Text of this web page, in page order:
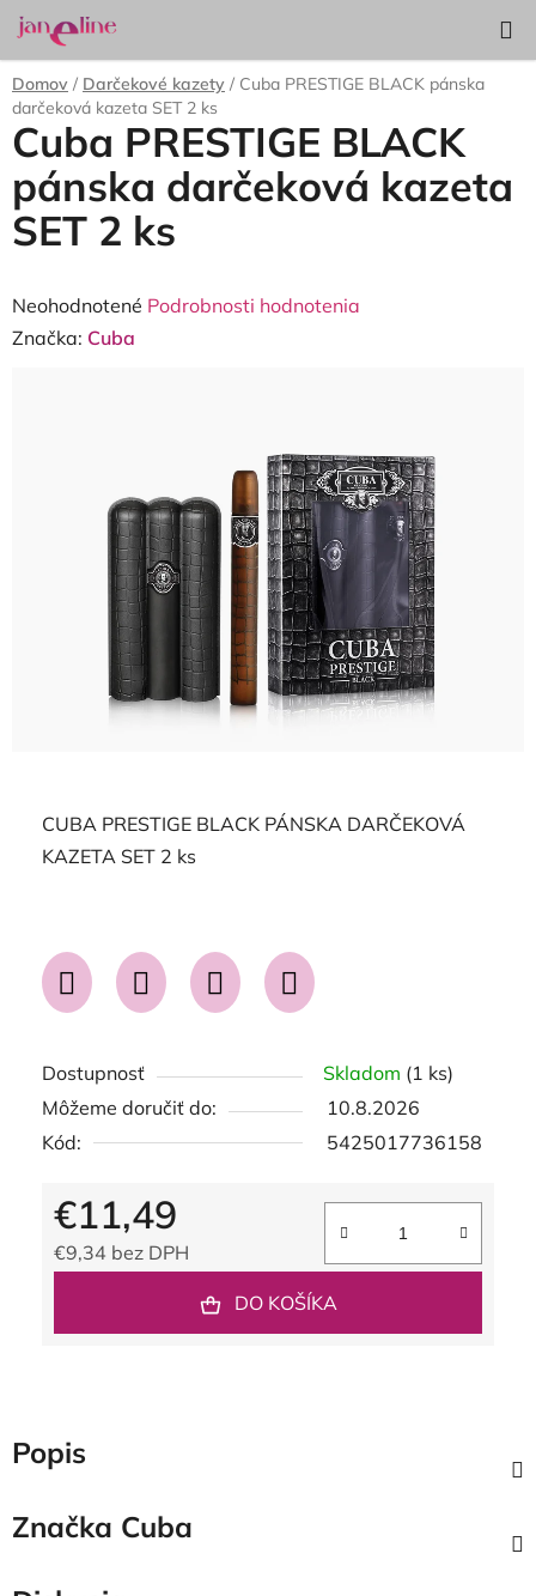
Prejsť
na
obsah
KOŠÍK
Domov / Darčekové kazety / Cuba PRESTIGE BLACK pánska
darčeková kazeta SET 2 ks
CUBA PRESTIGE BLACK PÁNSKA DARČEKOVÁ
KAZETA SET 2 ks
Dostupnosť Skladom (1 ks)
Môžeme doručiť do:
10.8.2026
Kód:
5425017736158
€11,49
€9,34 bez DPH
DO KOŠÍKA
Cuba PRESTIGE BLACK
pánska darčeková kazeta
SET 2 ks
Priemerné
hodnotenie
Neohodnotené Podrobnosti hodnotenia
Značka: Cuba
Popis
Značka Cuba